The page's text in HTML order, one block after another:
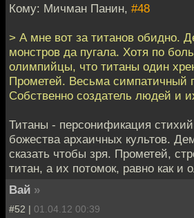
Кому: Мичман Панин, #48
> А мне вот за титанов обидно.
монстров да пугала. Хотя по
олимпийцы, что титаны один
Прометей. Весьма симпатичный
Собственно создатель людей и
Титаны - персонификация
божества архаичных культов.
сказать чтобы зря. Прометей,
титан, а их потомок, равно как и
Вай »
#52 | 01.04.12 00:39